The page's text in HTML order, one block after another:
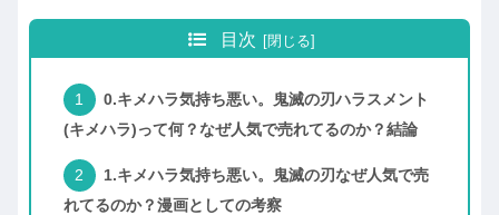
目次
0.キメハラ気持ち悪い。鬼滅の刃ハラスメント
(キメハラ)って何？なぜ人気で売れてるのか？結論
1.キメハラ気持ち悪い。鬼滅の刃なぜ人気で売
れてるのか？漫画としての考察